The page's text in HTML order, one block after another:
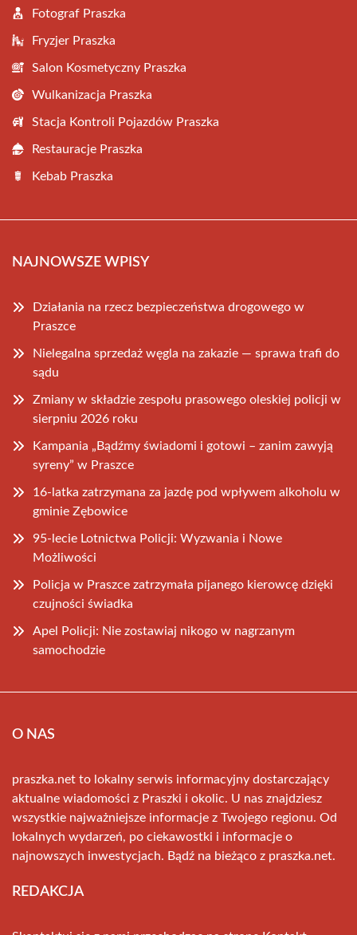
Fotograf Praszka
Fryzjer Praszka
Salon Kosmetyczny Praszka
Wulkanizacja Praszka
Stacja Kontroli Pojazdów Praszka
Restauracje Praszka
Kebab Praszka
NAJNOWSZE WPISY
Działania na rzecz bezpieczeństwa drogowego w
Praszce
Nielegalna sprzedaż węgla na zakazie — sprawa trafi do
sądu
Zmiany w składzie zespołu prasowego oleskiej policji w
sierpniu 2026 roku
Kampania „Bądźmy świadomi i gotowi – zanim zawyją
syreny” w Praszce
16-latka zatrzymana za jazdę pod wpływem alkoholu w
gminie Zębowice
95-lecie Lotnictwa Policji: Wyzwania i Nowe
Możliwości
Policja w Praszce zatrzymała pijanego kierowcę dzięki
czujności świadka
Apel Policji: Nie zostawiaj nikogo w nagrzanym
samochodzie
O NAS
praszka.net to lokalny serwis informacyjny dostarczający
aktualne wiadomości z Praszki i okolic. U nas znajdziesz
wszystkie najważniejsze informacje z Twojego regionu. Od
lokalnych wydarzeń, po ciekawostki i informacje o
najnowszych inwestycjach. Bądź na bieżąco z praszka.net.
REDAKCJA